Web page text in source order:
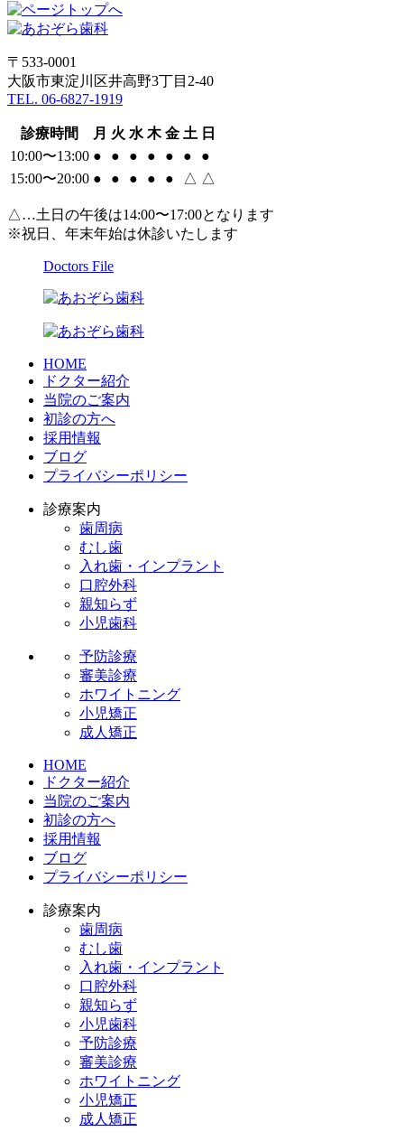
〒533-0001
大阪市東淀川区井高野3丁目2-40
TEL. 06-6827-1919
診療時間 月 火 水 木 金 土 日
10:00〜13:00 ● ● ● ● ● ●
●
15:00〜20:00 ● ● ● ● ● △ △
△…土日の午後は14:00〜17:00となります
※祝日、年末年始は休診いたします
Doctors File
HOME
ドクター紹介
当院のご案内
初診の方へ
採用情報
ブログ
プライバシーポリシー
診療案内
歯周病
むし歯
入れ歯・インプラント
口腔外科
親知らず
小児歯科
予防診療
審美診療
ホワイトニング
小児矯正
成人矯正
HOME
ドクター紹介
当院のご案内
初診の方へ
採用情報
ブログ
プライバシーポリシー
診療案内
歯周病
むし歯
入れ歯・インプラント
口腔外科
親知らず
小児歯科
予防診療
審美診療
ホワイトニング
小児矯正
成人矯正